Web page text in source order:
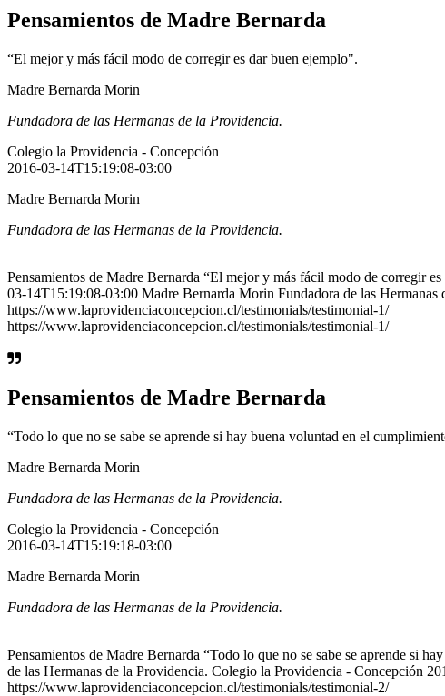
Pensamientos de Madre Bernarda
“El mejor y más fácil modo de corregir es dar buen ejemplo".
Madre Bernarda Morin
Fundadora de las Hermanas de la Providencia.
Colegio la Providencia - Concepción
2016-03-14T15:19:08-03:00
Madre Bernarda Morin
Fundadora de las Hermanas de la Providencia.
Pensamientos de Madre Bernarda “El mejor y más fácil modo de corregir
03-14T15:19:08-03:00 Madre Bernarda Morin Fundadora de las
https://www.laprovidenciaconcepcion.cl/testimonials/testimonial-1/
https://www.laprovidenciaconcepcion.cl/testimonials/testimonial-1/
Pensamientos de Madre Bernarda
“Todo lo que no se sabe se aprende si hay buena voluntad en el
Madre Bernarda Morin
Fundadora de las Hermanas de la Providencia.
Colegio la Providencia - Concepción
2016-03-14T15:19:18-03:00
Madre Bernarda Morin
Fundadora de las Hermanas de la Providencia.
Pensamientos de Madre Bernarda “Todo lo que no se sabe se aprende si
de las Hermanas de la Providencia. Colegio la Providencia - Concepción
https://www.laprovidenciaconcepcion.cl/testimonials/testimonial-2/